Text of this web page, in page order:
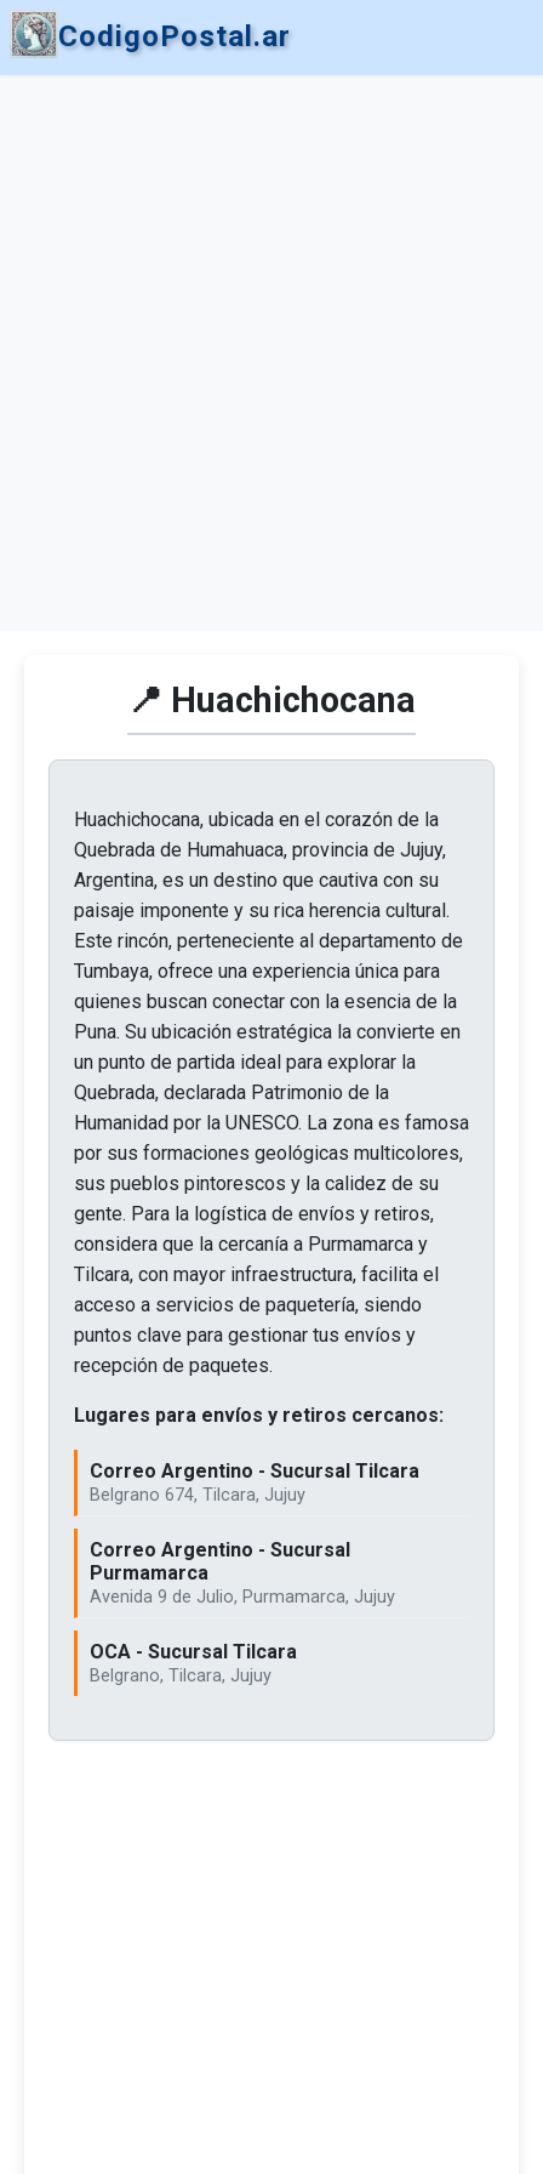
CodigoPostal.ar
📍 Huachichocana
Huachichocana, ubicada en el corazón de la
Quebrada de Humahuaca, provincia de Jujuy,
Argentina, es un destino que cautiva con su
paisaje imponente y su rica herencia cultural.
Este rincón, perteneciente al departamento de
Tumbaya, ofrece una experiencia única para
quienes buscan conectar con la esencia de la
Puna. Su ubicación estratégica la convierte en
un punto de partida ideal para explorar la
Quebrada, declarada Patrimonio de la
Humanidad por la UNESCO. La zona es famosa
por sus formaciones geológicas multicolores,
sus pueblos pintorescos y la calidez de su
gente. Para la logística de envíos y retiros,
considera que la cercanía a Purmamarca y
Tilcara, con mayor infraestructura, facilita el
acceso a servicios de paquetería, siendo
puntos clave para gestionar tus envíos y
recepción de paquetes.
Lugares para envíos y retiros cercanos:
Correo Argentino - Sucursal Tilcara
Belgrano 674, Tilcara, Jujuy
Correo Argentino - Sucursal
Purmamarca
Avenida 9 de Julio, Purmamarca, Jujuy
OCA - Sucursal Tilcara
Belgrano, Tilcara, Jujuy